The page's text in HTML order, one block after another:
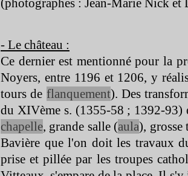
(photographes : Jean-Marie Nick et
- Le château :
Ce dernier est mentionné pour la
Noyers, entre 1196 et 1206, y
tours de flanquement). Des
du XIVème s. (1355-58 ; 1392-93)
chapelle, grande salle (aula), grosse
Bavière que l'on doit les travaux
prise et pillée par les troupes